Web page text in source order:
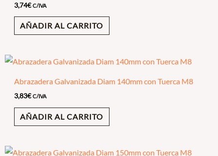
3,74€ C/IVA
AÑADIR AL CARRITO
Abrazadera Galvanizada Diam 140mm con Tuerca M8
3,83€ C/IVA
AÑADIR AL CARRITO